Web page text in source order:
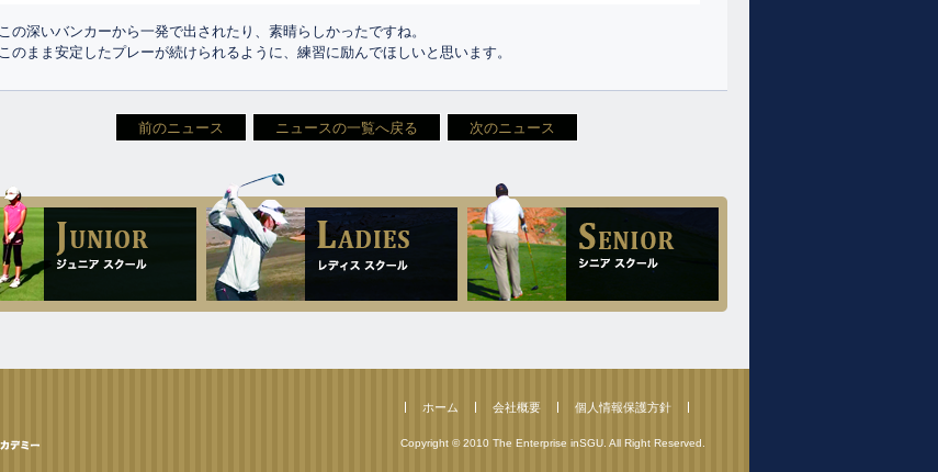
この深いバンカーから一発で出されたり、素晴らしかったですね。
このまま安定したプレーが続けられるように、練習に励んでほしいと思います。
前のニュース ニュースの一覧へ戻る 次のニュース
ホーム 会社概要 個人情報保護方針
Copyright © 2010 The Enterprise inSGU. All Right Reserved.